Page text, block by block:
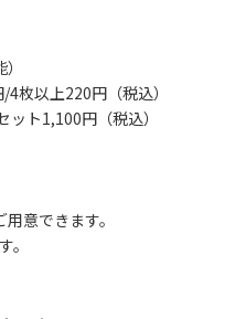
以上220円（税込）
ト1,100円（税込）
意できます。
。